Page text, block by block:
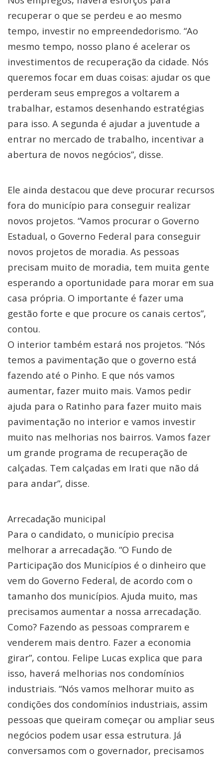
recuperar o que se perdeu e ao mesmo
tempo, investir no empreendedorismo. “Ao
mesmo tempo, nosso plano é acelerar os
investimentos de recuperação da cidade. Nós
queremos focar em duas coisas: ajudar os que
perderam seus empregos a voltarem a
trabalhar, estamos desenhando estratégias
para isso. A segunda é ajudar a juventude a
entrar no mercado de trabalho, incentivar a
abertura de novos negócios”, disse.
Ele ainda destacou que deve procurar recursos
fora do município para conseguir realizar
novos projetos. “Vamos procurar o Governo
Estadual, o Governo Federal para conseguir
novos projetos de moradia. As pessoas
precisam muito de moradia, tem muita gente
esperando a oportunidade para morar em sua
casa própria. O importante é fazer uma
gestão forte e que procure os canais certos”,
contou.
O interior também estará nos projetos. “Nós
temos a pavimentação que o governo está
fazendo até o Pinho. E que nós vamos
aumentar, fazer muito mais. Vamos pedir
ajuda para o Ratinho para fazer muito mais
pavimentação no interior e vamos investir
muito nas melhorias nos bairros. Vamos fazer
um grande programa de recuperação de
calçadas. Tem calçadas em Irati que não dá
para andar”, disse.
Arrecadação municipal
Para o candidato, o município precisa
melhorar a arrecadação. “O Fundo de
Participação dos Municípios é o dinheiro que
vem do Governo Federal, de acordo com o
tamanho dos municípios. Ajuda muito, mas
precisamos aumentar a nossa arrecadação.
Como? Fazendo as pessoas comprarem e
venderem mais dentro. Fazer a economia
girar”, contou. Felipe Lucas explica que para
isso, haverá melhorias nos condomínios
industriais. “Nós vamos melhorar muito as
condições dos condomínios industriais, assim
pessoas que queiram começar ou ampliar seus
negócios podem usar essa estrutura. Já
conversamos com o governador, precisamos